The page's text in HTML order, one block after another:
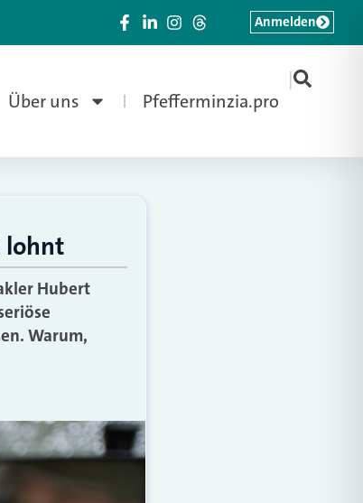
Über uns Pfefferminzia.pro
|
Anmelden
lohnt
Hubert
Warum,